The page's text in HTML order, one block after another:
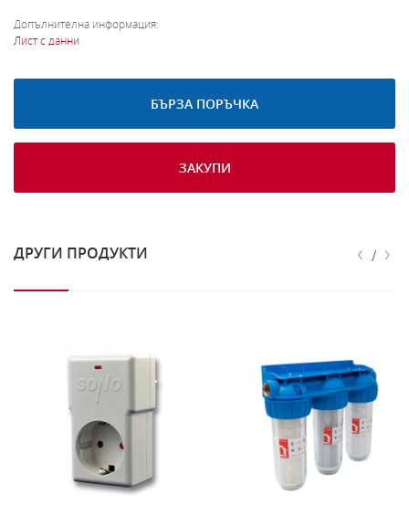
Допълнителна информация:
Лист с данни
БЪРЗА ПОРЪЧКА
ЗАКУПИ
ДРУГИ ПРОДУКТИ ‹ / ›